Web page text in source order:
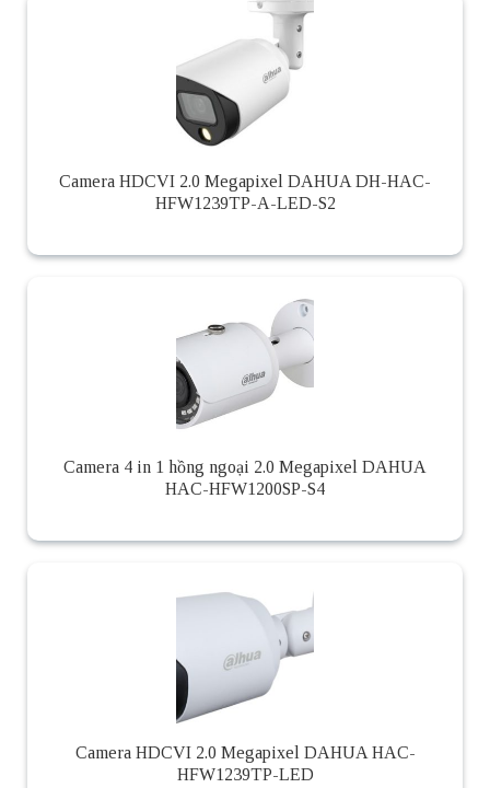
Camera HDCVI 2.0 Megapixel DAHUA DH-HAC-
HFW1239TP-A-LED-S2
Camera 4 in 1 hồng ngoại 2.0 Megapixel DAHUA
HAC-HFW1200SP-S4
Camera HDCVI 2.0 Megapixel DAHUA HAC-
HFW1239TP-LED